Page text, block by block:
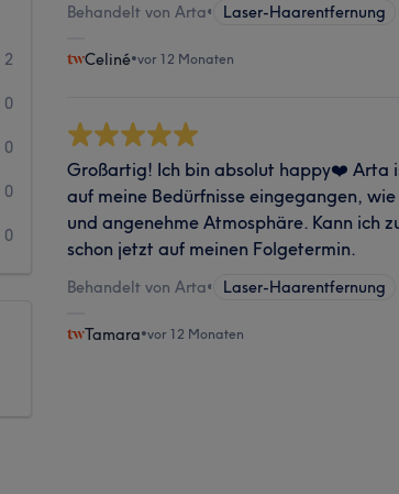
2
0
0
0
0
Behandelt von Arta• Laser-Haarentfernung
Celiné•vor 12 Monaten
Großartig! Ich bin absolut happy❤️ Arta
auf meine Bedürfnisse eingegangen,
und angenehme Atmosphäre. Kann ich
schon jetzt auf meinen Folgetermin.
Behandelt von Arta• Laser-Haarentfernung
Tamara•vor 12 Monaten